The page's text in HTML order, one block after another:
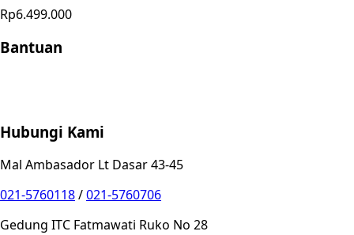
Rp6.499.000
Bantuan
Hubungi Kami
Mal Ambasador Lt Dasar 43-45
021-5760118/021-5760706
Gedung ITC Fatmawati Ruko No 28